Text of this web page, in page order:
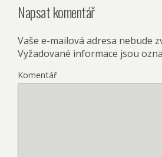
Napsat komentář
Vaše e-mailová adresa nebude
Vyžadované informace jsou
Komentář